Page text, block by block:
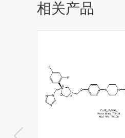
相关产品